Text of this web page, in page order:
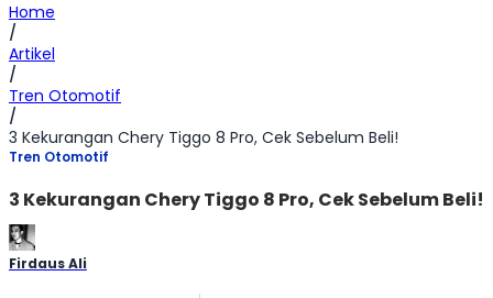
Home
/
Artikel
/
Tren Otomotif
/
3 Kekurangan Chery Tiggo 8 Pro, Cek Sebelum Beli!
Tren Otomotif
3 Kekurangan Chery Tiggo 8 Pro, Cek Sebelum Beli!
Firdaus Ali